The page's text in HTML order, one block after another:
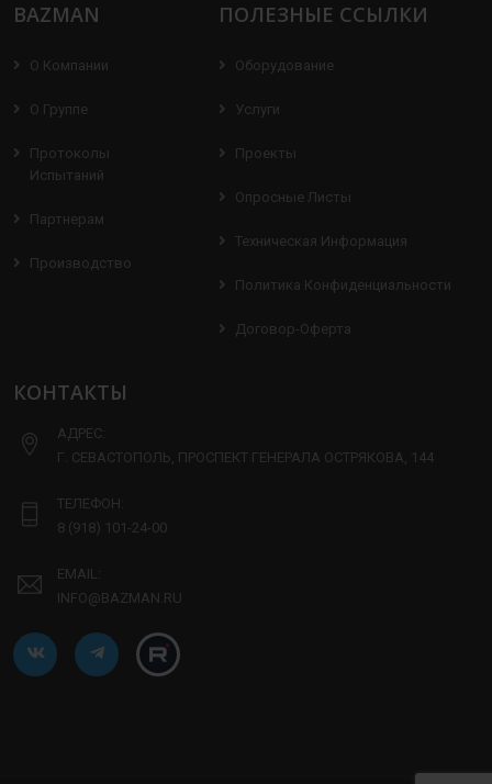
BAZMAN
О Компании
О Группе
Протоколы
Испытаний
Партнерам
Производство
ПОЛЕЗНЫЕ ССЫЛКИ
Оборудование
Услуги
Проекты
Опросные Листы
Техническая Информация
Политика Конфиденциальности
Договор-Оферта
КОНТАКТЫ
АДРЕС:
Г. СЕВАСТОПОЛЬ, ПРОСПЕКТ ГЕНЕРАЛА ОСТРЯКОВА, 144
ТЕЛЕФОН:
8 (918) 101-24-00
EMAIL:
INFO@BAZMAN.RU